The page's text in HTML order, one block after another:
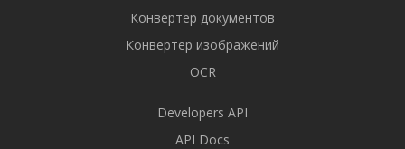
Конвертер документов
Конвертер изображений
OCR
Developers API
API Docs